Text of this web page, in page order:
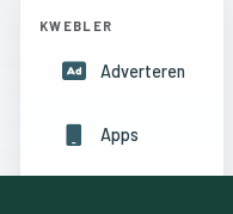
KWEBLER
Adverteren
Apps